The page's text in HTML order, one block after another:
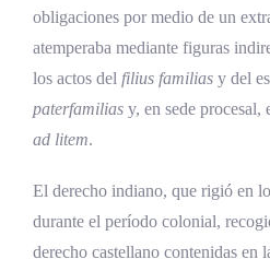
obligaciones por medio de un
atemperaba mediante figuras
los actos del filius familias y del
paterfamilias y, en sede procesal,
ad litem.
El derecho indiano, que rigió en
durante el período colonial,
derecho castellano contenidas en